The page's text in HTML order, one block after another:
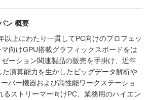
ン 概要
以上にわたり一貫してPC向けのプロフェッ
向けGPU搭載グラフィックスボードをは
ーション関連製品の販売を手掛け、近年
た演算能力を生かしたビッグデータ解析や
バー機器および高性能ワークステーショ
るストリーマー向けPC、業務用のハイエン